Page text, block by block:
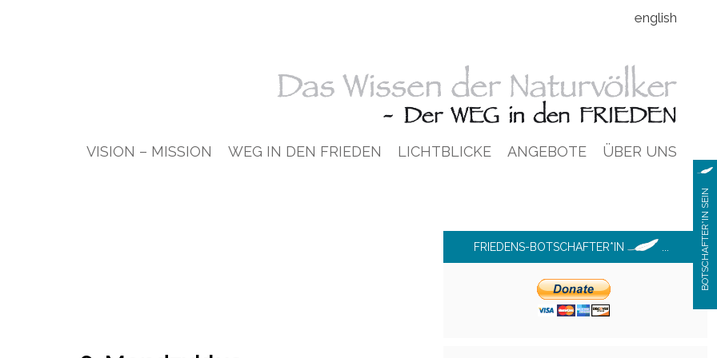
english
VISION – MISSION WEG IN DEN FRIEDEN LICHTBLICKE ANGEBOTE ÜBER UNS
FRIEDENS-BOTSCHAFTER*IN BOTSCHAFTER*IN SEIN